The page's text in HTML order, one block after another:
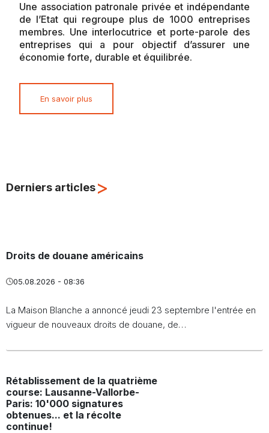
Une association patronale privée et indépendante
de l’Etat qui regroupe plus de 1000 entreprises
membres. Une interlocutrice et porte-parole des
entreprises qui a pour objectif d’assurer une
économie forte, durable et équilibrée.
En savoir plus
Derniers articles>
Droits de douane américains
05.08.2026 - 08:36
La Maison Blanche a annoncé jeudi 23 septembre l'entrée en
vigueur de nouveaux droits de douane, de…
Rétablissement de la quatrième
course: Lausanne-Vallorbe-
Paris: 10'000 signatures
obtenues... et la récolte
continue!